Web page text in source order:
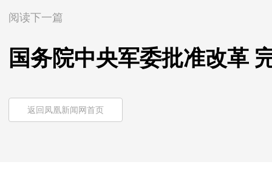
阅读下一篇
国务院中央军委批准改革
返回凤凰新闻网首页